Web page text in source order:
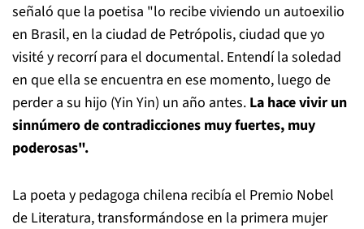
señaló que la poetisa "lo recibe viviendo un autoexilio
en Brasil, en la ciudad de Petrópolis, ciudad que yo
visité y recorrí para el documental. Entendí la soledad
en que ella se encuentra en ese momento, luego de
perder a su hijo (Yin Yin) un año antes. La hace vivir un
sinnúmero de contradicciones muy fuertes, muy
poderosas".
La poeta y pedagoga chilena recibía el Premio Nobel
de Literatura, transformándose en la primera mujer